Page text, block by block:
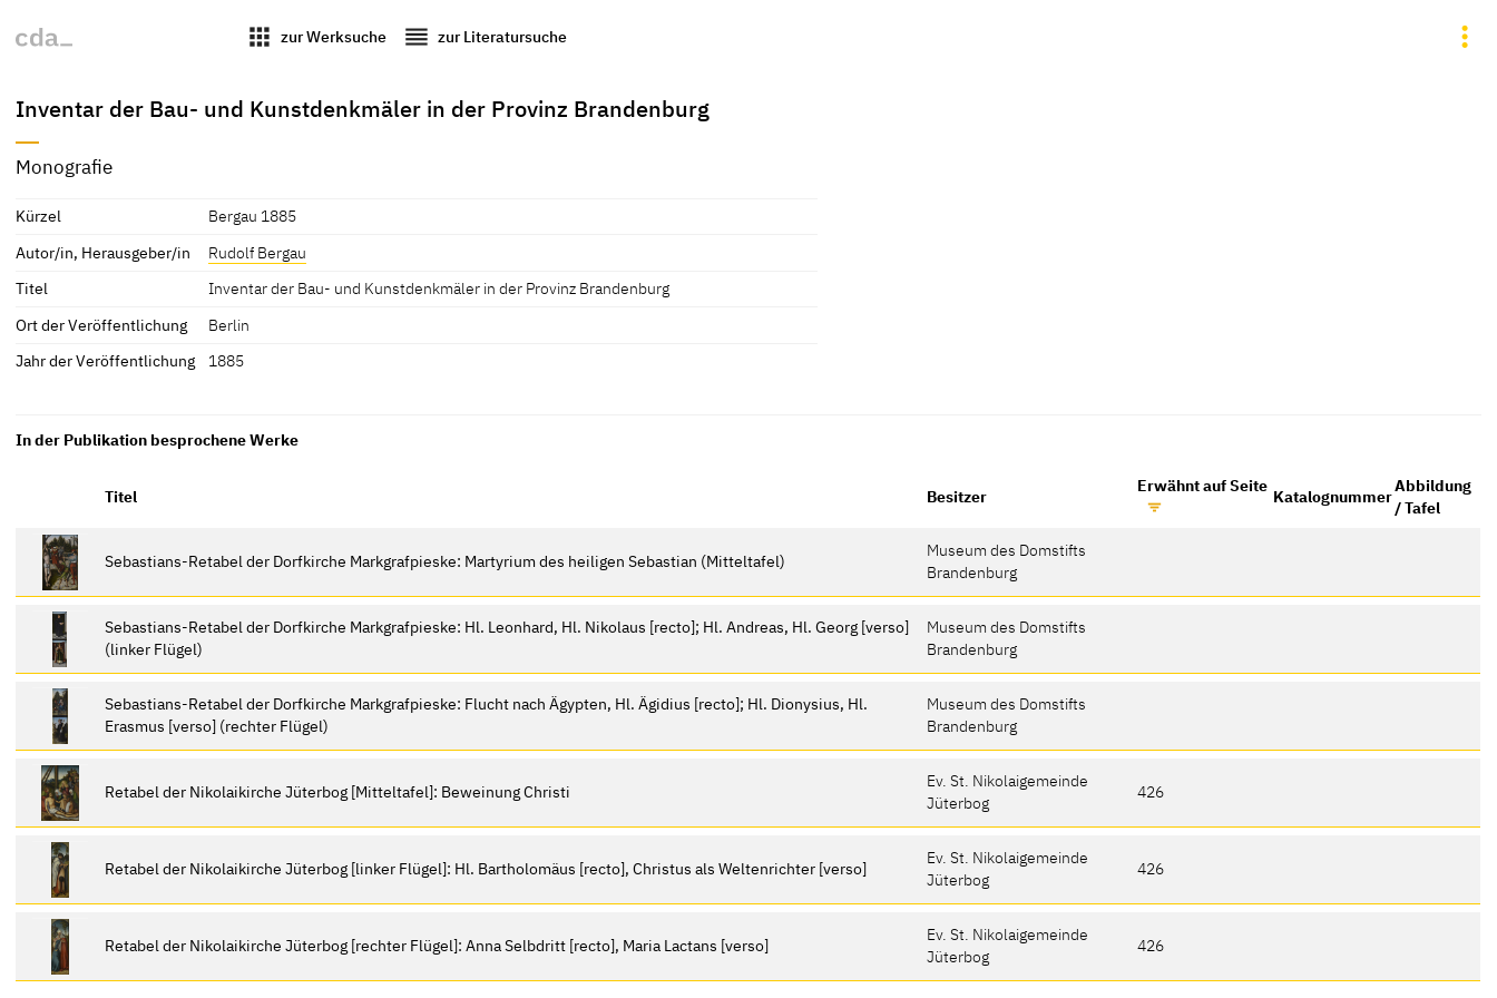
apps zur Werksuche reorder zur Literatursuche
Inventar der Bau- und Kunstdenkmäler in der Provinz Brandenburg
Monografie
Kürzel
Bergau 1885
Autor/in, Herausgeber/in
Rudolf Bergau
Titel
Inventar der Bau- und Kunstdenkmäler in der Provinz Brandenburg
Ort der Veröffentlichung
Berlin
Jahr der Veröffentlichung
1885
In der Publikation besprochene Werke
Titel Besitzer
Erwähnt auf Seite
Katalognummer
Abbildung
/ Tafel
Sebastians-Retabel der Dorfkirche Markgrafpieske: Martyrium des heiligen Sebastian (Mitteltafel)
Museum des Domstifts
Brandenburg
Sebastians-Retabel der Dorfkirche Markgrafpieske: Hl. Leonhard, Hl. Nikolaus [recto]; Hl. Andreas, Hl. Georg [verso]
(linker Flügel)
Museum des Domstifts
Brandenburg
Sebastians-Retabel der Dorfkirche Markgrafpieske: Flucht nach Ägypten, Hl. Ägidius [recto]; Hl. Dionysius, Hl.
Erasmus [verso] (rechter Flügel)
Museum des Domstifts
Brandenburg
Retabel der Nikolaikirche Jüterbog [Mitteltafel]: Beweinung Christi
Ev. St. Nikolaigemeinde
Jüterbog
426
Retabel der Nikolaikirche Jüterbog [linker Flügel]: Hl. Bartholomäus [recto], Christus als Weltenrichter [verso]
Ev. St. Nikolaigemeinde
Jüterbog
426
Retabel der Nikolaikirche Jüterbog [rechter Flügel]: Anna Selbdritt [recto], Maria Lactans [verso]
Ev. St. Nikolaigemeinde
Jüterbog
426